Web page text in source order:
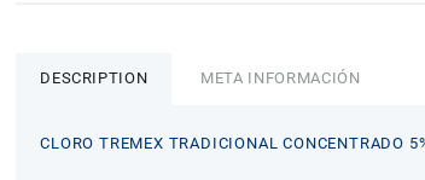
DESCRIPTION META INFORMACIÓN
CLORO TREMEX TRADICIONAL CONCENTRADO